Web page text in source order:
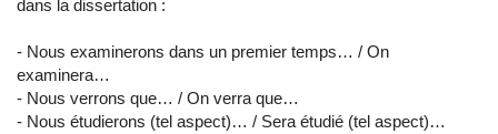
dans la dissertation :
- Nous examinerons dans un premier temps… / On
examinera…
- Nous verrons que… / On verra que…
- Nous étudierons (tel aspect)… / Sera étudié (tel aspect)…